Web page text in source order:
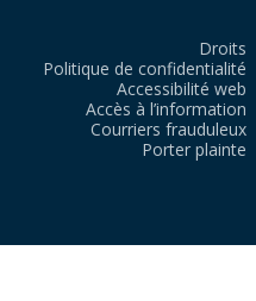
Droits
Politique de confidentialité
Accessibilité web
Accès à l’information
Courriers frauduleux
Porter plainte